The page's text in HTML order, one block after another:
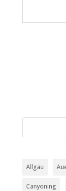
Allgäu
Canyoning